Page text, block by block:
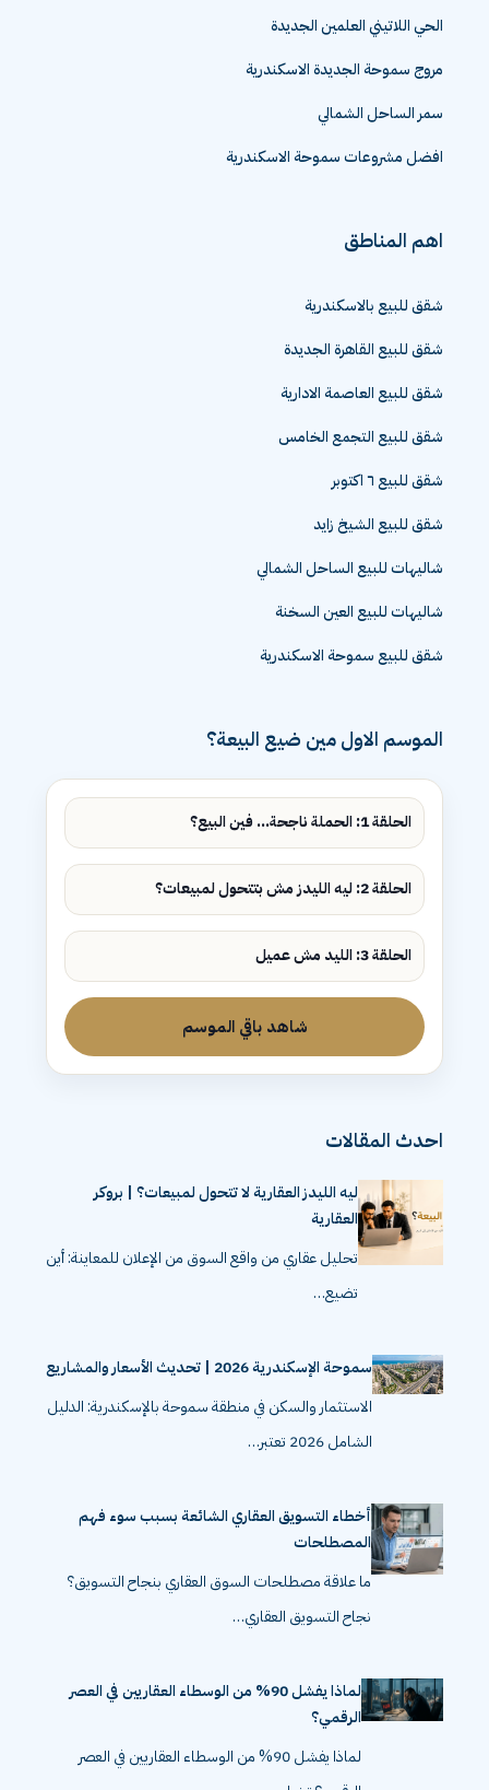
الحي اللاتيني العلمين الجديدة
مروج سموحة الجديدة الاسكندرية
سمر الساحل الشمالي
افضل مشروعات سموحة الاسكندرية
اهم المناطق
شقق للبيع بالاسكندرية
شقق للبيع القاهرة الجديدة
شقق للبيع العاصمة الادارية
شقق للبيع التجمع الخامس
شقق للبيع ٦ اكتوبر
شقق للبيع الشيخ زايد
شاليهات للبيع الساحل الشمالي
شاليهات للبيع العين السخنة
شقق للبيع سموحة الاسكندرية
الموسم الاول مين ضيع البيعة؟
الحلقة 1: الحملة ناجحة... فين البيع؟
الحلقة 2: ليه الليدز مش بتتحول لمبيعات؟
الحلقة 3: الليد مش عميل
شاهد باقي الموسم
احدث المقالات
ليه الليدز العقارية لا تتحول لمبيعات؟ | بروكر
العقارية
تحليل عقاري من واقع السوق من الإعلان للمعاينة: أين
تضيع…
سموحة الإسكندرية 2026 | تحديث الأسعار والمشاريع
الاستثمار والسكن في منطقة سموحة بالإسكندرية: الدليل
الشامل 2026 تعتبر…
أخطاء التسويق العقاري الشائعة بسبب سوء فهم
المصطلحات
ما علاقة مصطلحات السوق العقاري بنجاح التسويق؟
نجاح التسويق العقاري…
لماذا يفشل 90% من الوسطاء العقاريين في العصر
الرقمي؟
لماذا يفشل 90% من الوسطاء العقاريين في العصر